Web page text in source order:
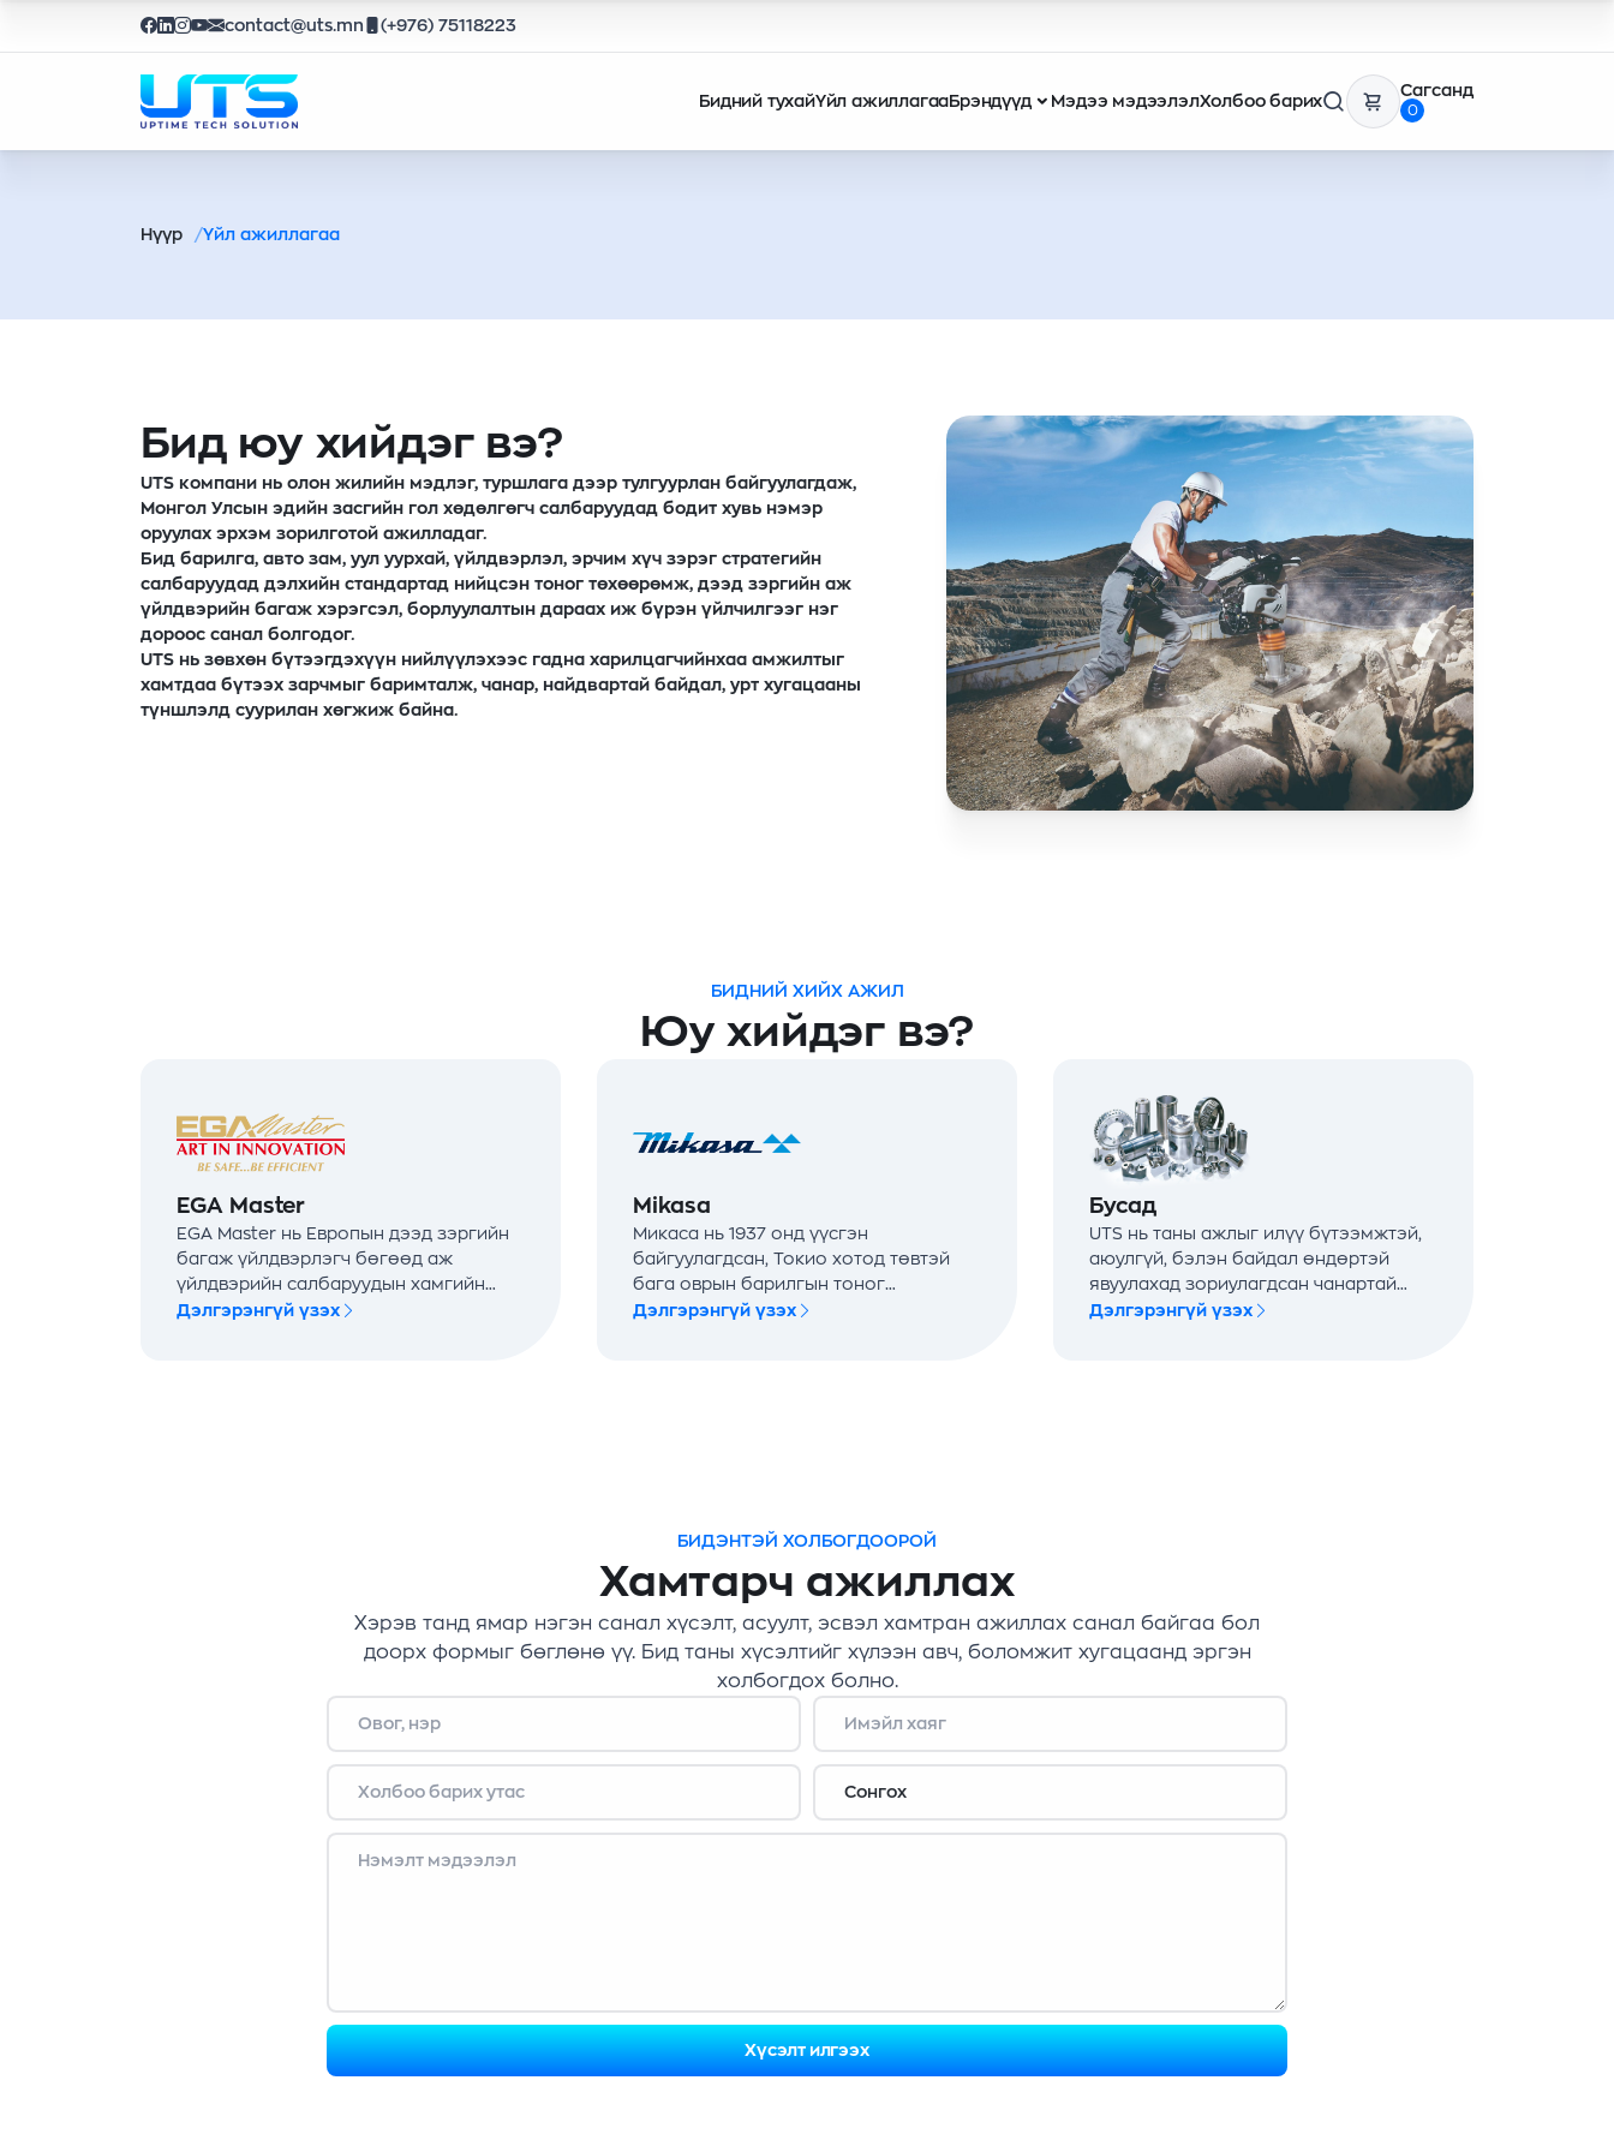
contact@uts.mn (+976) 75118223
Бидний тухайҮйл ажиллагааБрэндүүд Мэдээ мэдээлэлХолбоо барих
Сагсанд
0
Нүүр Үйл ажиллагаа
Бид юу хийдэг вэ?
UTS компани нь олон жилийн мэдлэг, туршлага дээр тулгуурлан байгуулагдаж,
Монгол Улсын эдийн засгийн гол хөдөлгөгч салбаруудад бодит хувь нэмэр
оруулах эрхэм зорилготой ажилладаг.
Бид барилга, авто зам, уул уурхай, үйлдвэрлэл, эрчим хүч зэрэг стратегийн
салбаруудад дэлхийн стандартад нийцсэн тоног төхөөрөмж, дээд зэргийн аж
үйлдвэрийн багаж хэрэгсэл, борлуулалтын дараах иж бүрэн үйлчилгээг нэг
дороос санал болгодог.
UTS нь зөвхөн бүтээгдэхүүн нийлүүлэхээс гадна харилцагчийнхаа амжилтыг
хамтдаа бүтээх зарчмыг баримталж, чанар, найдвартай байдал, урт хугацааны
түншлэлд суурилан хөгжиж байна.
БИДНИЙ ХИЙХ АЖИЛ
Юу хийдэг вэ?
EGA Master
EGA Master нь Европын дээд зэргийн
багаж үйлдвэрлэгч бөгөөд аж
үйлдвэрийн салбаруудын хамгийн
өндөр шаардлагатай хэрэглэгчдэд
Дэлгэрэнгүй үзэх
Mikasa
Микаса нь 1937 онд үүсгэн
байгуулагдсан, Токио хотод төвтэй
бага оврын барилгын тоног
төхөөрөмжийн салбарт мэргэшсэн,
Дэлгэрэнгүй үзэх
Бусад
UTS нь таны ажлыг илүү бүтээмжтэй,
аюулгүй, бэлэн байдал өндөртэй
явуулахад зориулагдсан чанартай
тоног төхөөрөмжөөр ханган ажиллах
Дэлгэрэнгүй үзэх
БИДЭНТЭЙ ХОЛБОГДООРОЙ
Хамтарч ажиллах
Хэрэв танд ямар нэгэн санал хүсэлт, асуулт, эсвэл хамтран ажиллах санал байгаа бол
доорх формыг бөглөнө үү. Бид таны хүсэлтийг хүлээн авч, боломжит хугацаанд эргэн
холбогдох болно.
Хүсэлт илгээх